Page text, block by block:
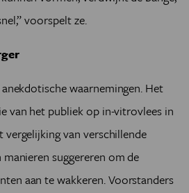
voorspelt ze.
waarnemingen. Het
van het publiek op in-vitrovlees in
van verschillende
manieren suggereren om de
aan te wakkeren. Voorstanders